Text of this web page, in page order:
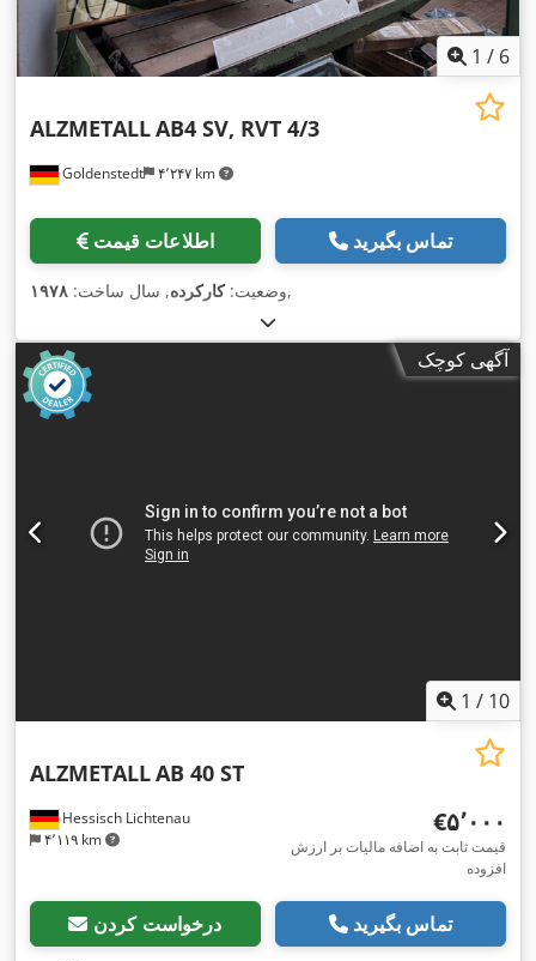
1 / 6
Goldenstedt ۴٬۲۴۷ km
ALZMETALLAB4 SV, RVT 4/3
اطلاعات قیمت تماس بگیرید
وضعیت:کارکرده, سال ساخت: ۱۹۷۸ ,
آگهی کوچک
1 / 10
Hessisch Lichtenau
۴٬۱۱۹ km
ALZMETALLAB 40 ST
‎€۵٬۰۰۰
قیمت ثابت به اضافه مالیات بر ارزش
افزوده
درخواست کردن تماس بگیرید